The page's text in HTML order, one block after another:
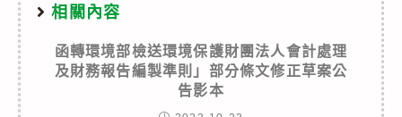
相關內容
函轉環境部檢送環境保護財團法人會計處理
及財務報告編製準則」部分條文修正草案公
告影本